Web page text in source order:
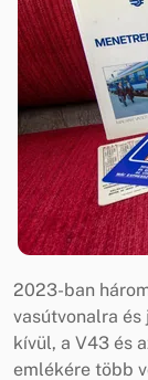
2023-ban
vasútvonalra
kívül, a V43 és
emlékére több